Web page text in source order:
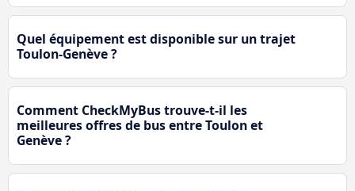
Quel équipement est disponible sur un trajet
Toulon-Genève ?
Comment CheckMyBus trouve-t-il les
meilleures offres de bus entre Toulon et
Genève ?